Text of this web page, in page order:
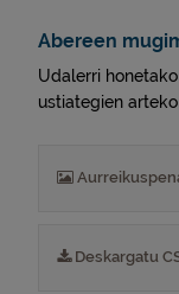
Abereen
Udalerri
ustiategien
Deskargatu